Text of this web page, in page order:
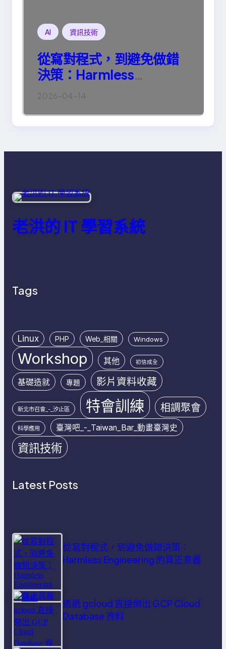
AI 資訊技術
從寫對程式，到避免做錯
決策：Harmless
Engineering 的真正意義
2026-04-14
老洪的 IT 學習系統
Tags
Linux PHP Web_相關 Windows
Workshop 其他 初信成全
基礎造就 專題 影片資料收藏
新北市召會_-_汐止區 特會訓練 相調聚會
科學應用 臺灣吧_-_Taiwan_Bar_動畫臺灣史
資訊技術
Latest Posts
從寫對程式，到避免做錯決策：
Harmless Engineering 的真正意義
透過 gcloud 直接倒出 GCP Cloud
Database 資料